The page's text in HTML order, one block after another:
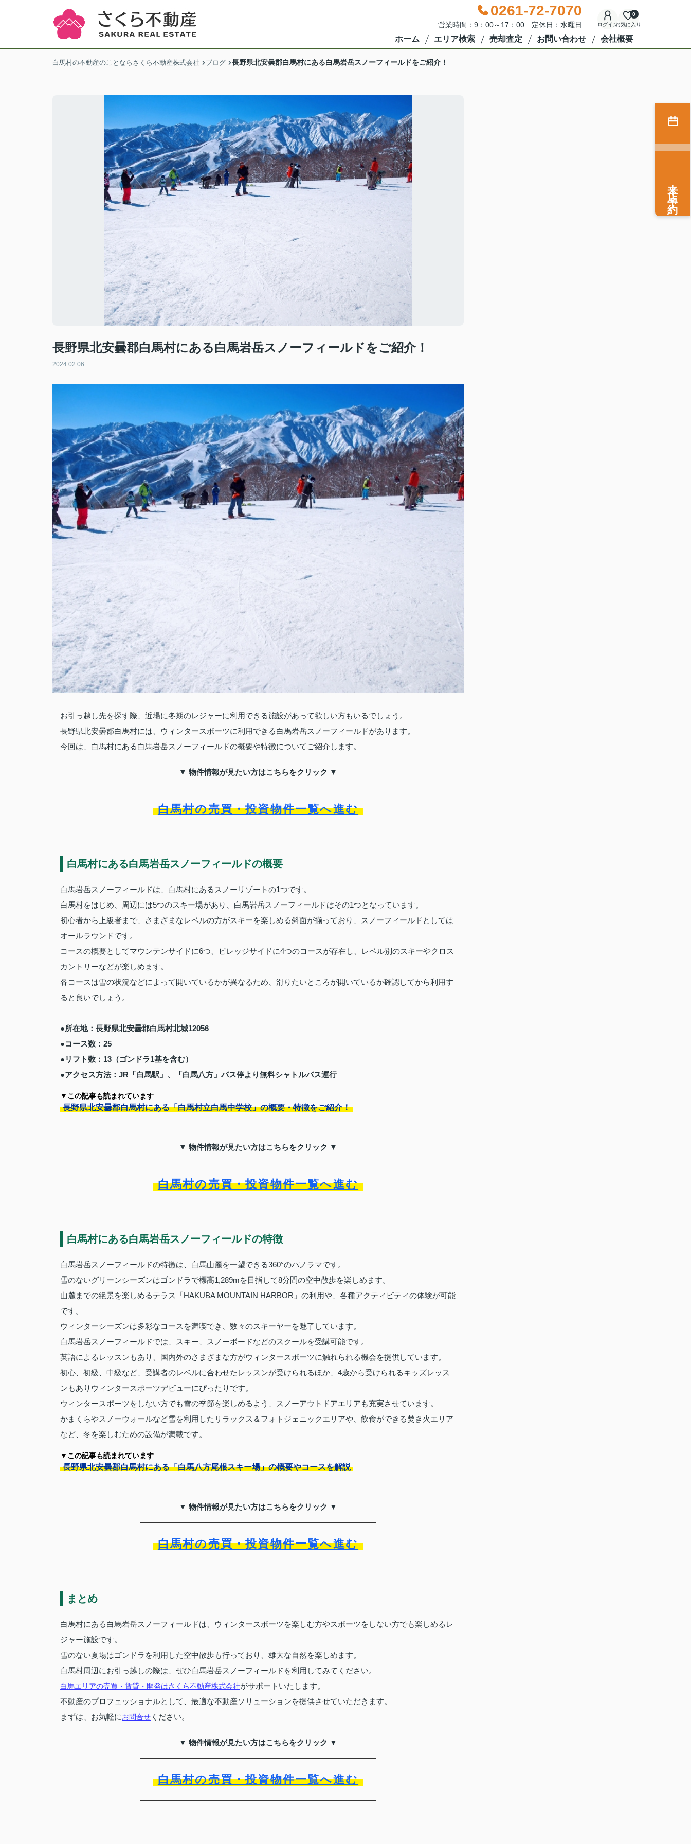
0261-72-7070
営業時間：9：00～17：00 定休日：水曜日 ログインお気に入り
0
ホーム エリア検索 売却査定 お問い合わせ 会社概要
白馬村の不動産のことならさくら不動産株式会社 ブログ 長野県北安曇郡白馬村にある白馬岩岳スノーフィールドをご紹介！
長野県北安曇郡白馬村にある白馬岩岳スノーフィールドをご紹介！
2024.02.06
お引っ越し先を探す際、近場に冬期のレジャーに利用できる施設があって欲しい方もいるでしょう。
長野県北安曇郡白馬村には、ウィンタースポーツに利用できる白馬岩岳スノーフィールドがあります。
今回は、白馬村にある白馬岩岳スノーフィールドの概要や特徴についてご紹介します。
▼ 物件情報が見たい方はこちらをクリック ▼
白馬村の売買・投資物件一覧へ進む
白馬村にある白馬岩岳スノーフィールドの概要
白馬岩岳スノーフィールドは、白馬村にあるスノーリゾートの1つです。
白馬村をはじめ、周辺には5つのスキー場があり、白馬岩岳スノーフィールドはその1つとなっています。
初心者から上級者まで、さまざまなレベルの方がスキーを楽しめる斜面が揃っており、スノーフィールドとしては
オールラウンドです。
コースの概要としてマウンテンサイドに6つ、ビレッジサイドに4つのコースが存在し、レベル別のスキーやクロス
カントリーなどが楽しめます。
各コースは雪の状況などによって開いているかが異なるため、滑りたいところが開いているか確認してから利用す
ると良いでしょう。
●所在地：長野県北安曇郡白馬村北城12056
●コース数：25
●リフト数：13（ゴンドラ1基を含む）
●アクセス方法：JR「白馬駅」、「白馬八方」バス停より無料シャトルバス運行
▼この記事も読まれています
長野県北安曇郡白馬村にある「白馬村立白馬中学校」の概要・特徴をご紹介！
▼ 物件情報が見たい方はこちらをクリック ▼
白馬村の売買・投資物件一覧へ進む
白馬村にある白馬岩岳スノーフィールドの特徴
白馬岩岳スノーフィールドの特徴は、白馬山麓を一望できる360°のパノラマです。
雪のないグリーンシーズンはゴンドラで標高1,289mを目指して8分間の空中散歩を楽しめます。
山麓までの絶景を楽しめるテラス「HAKUBA MOUNTAIN HARBOR」の利用や、各種アクティビティの体験が可能
です。
ウィンターシーズンは多彩なコースを満喫でき、数々のスキーヤーを魅了しています。
白馬岩岳スノーフィールドでは、スキー、スノーボードなどのスクールを受講可能です。
英語によるレッスンもあり、国内外のさまざまな方がウィンタースポーツに触れられる機会を提供しています。
初心、初級、中級など、受講者のレベルに合わせたレッスンが受けられるほか、4歳から受けられるキッズレッス
ンもありウィンタースポーツデビューにぴったりです。
ウィンタースポーツをしない方でも雪の季節を楽しめるよう、スノーアウトドアエリアも充実させています。
かまくらやスノーウォールなど雪を利用したリラックス＆フォトジェニックエリアや、飲食ができる焚き火エリア
など、冬を楽しむための設備が満載です。
▼この記事も読まれています
長野県北安曇郡白馬村にある「白馬八方尾根スキー場」の概要やコースを解説
▼ 物件情報が見たい方はこちらをクリック ▼
白馬村の売買・投資物件一覧へ進む
まとめ
白馬村にある白馬岩岳スノーフィールドは、ウィンタースポーツを楽しむ方やスポーツをしない方でも楽しめるレ
ジャー施設です。
雪のない夏場はゴンドラを利用した空中散歩も行っており、雄大な自然を楽しめます。
白馬村周辺にお引っ越しの際は、ぜひ白馬岩岳スノーフィールドを利用してみてください。
白馬エリアの売買・賃貸・開発はさくら不動産株式会社がサポートいたします。
不動産のプロフェッショナルとして、最適な不動産ソリューションを提供させていただきます。
まずは、お気軽にお問合せ ください。
▼ 物件情報が見たい方はこちらをクリック ▼
白馬村の売買・投資物件一覧へ進む
来店予約